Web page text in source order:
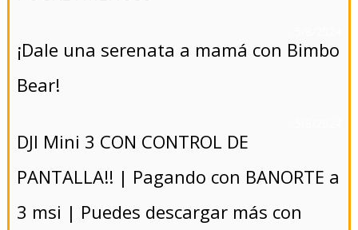
¡Dale una serenata a mamá con Bimbo
Bear!
DJI Mini 3 CON CONTROL DE
PANTALLA!! | Pagando con BANORTE a
3 msi | Puedes descargar más con